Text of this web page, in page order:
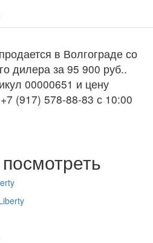
в Волгограде со
дилера за 95 900 руб..
00000651 и цену
(917) 578-88-83 с 10:00